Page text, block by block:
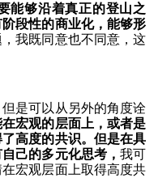
能够沿着真正的登山之
段性的商业化，能够形
我既同意也不同意，这
是可以从另外的角度诠
宏观的层面上，或者是
高度的共识。但是在具
己的多元化思考， 我可
宏观层面上取得高度共